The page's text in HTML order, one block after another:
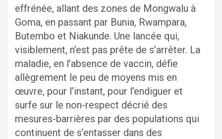
effrénée, allant des zones de Mongwalu à
Goma, en passant par Bunia, Rwampara,
Butembo et Niakunde. Une lancée qui,
visiblement, n’est pas prête de s’arrêter. La
maladie, en l’absence de vaccin, défie
allègrement le peu de moyens mis en
œuvre, pour l’instant, pour l’endiguer et
surfe sur le non-respect décrié des
mesures-barrières par des populations qui
continuent de s’entasser dans des